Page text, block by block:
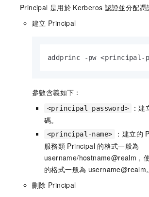
Principal 是用於 Kerberos 認證並分配憑
建立 Principal
addprinc -pw <principal-
參數含義如下：
<principal-password> ：建
碼。
<principal-name> ：建立的
服務類 Principal 的格式一般為
username/hostname@realm，
的格式一般為 username@realm。
刪除 Principal